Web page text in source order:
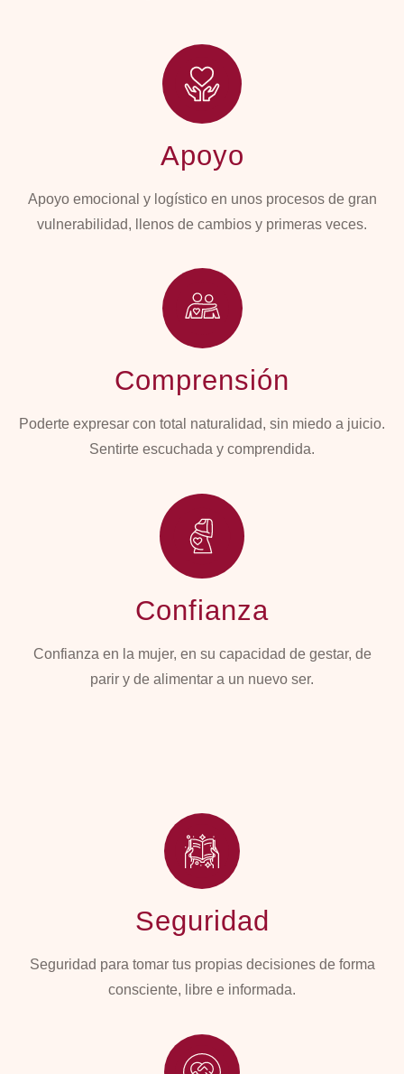
Apoyo
Apoyo emocional y logístico en unos procesos de gran
vulnerabilidad, llenos de cambios y primeras veces.
Comprensión
Poderte expresar con total naturalidad, sin miedo a juicio.
Sentirte escuchada y comprendida.
Confianza
Confianza en la mujer, en su capacidad de gestar, de
parir y de alimentar a un nuevo ser.
Seguridad
Seguridad para tomar tus propias decisiones de forma
consciente, libre e informada.